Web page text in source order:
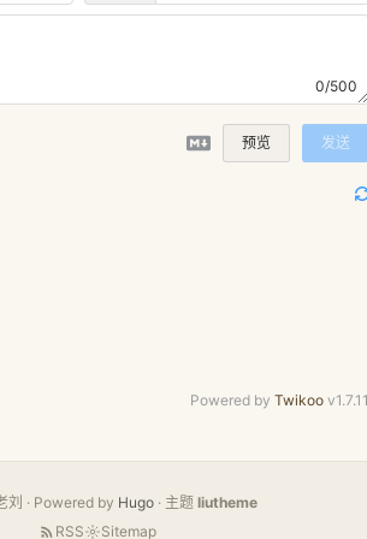
0/500
预览 发送
Powered by Twikoo
· Powered by Hugo· 主题 liutheme
RSS
Sitemap